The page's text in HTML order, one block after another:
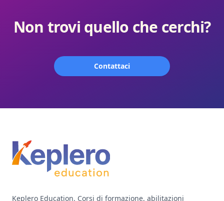
Non trovi quello che cerchi?
Contattaci
Keplero Education. Corsi di formazione, abilitazioni